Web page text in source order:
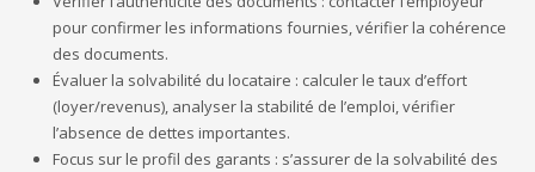
pour confirmer les informations fournies, vérifier la cohérence
des documents.
Évaluer la solvabilité du locataire : calculer le taux d’effort
(loyer/revenus), analyser la stabilité de l’emploi, vérifier
l’absence de dettes importantes.
Focus sur le profil des garants : s’assurer de la solvabilité des